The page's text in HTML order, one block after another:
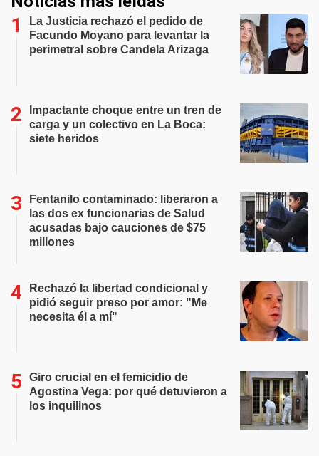
La Justicia rechazó el pedido de
Facundo Moyano para levantar la
perimetral sobre Candela Arizaga
Impactante choque entre un tren de
carga y un colectivo en La Boca:
siete heridos
Fentanilo contaminado: liberaron a
las dos ex funcionarias de Salud
acusadas bajo cauciones de $75
millones
Rechazó la libertad condicional y
pidió seguir preso por amor: "Me
necesita él a mí"
Giro crucial en el femicidio de
Agostina Vega: por qué detuvieron a
los inquilinos